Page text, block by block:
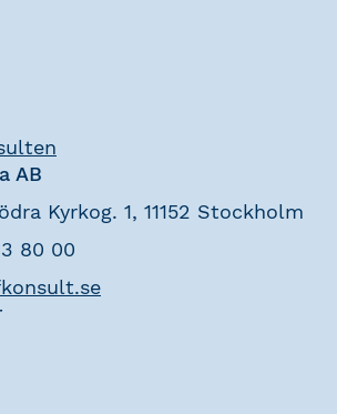
AB
Kyrkog. 1, 11152 Stockholm
80 00